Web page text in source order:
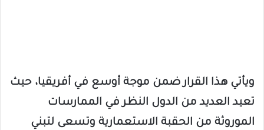
ويأتي هذا القرار ضمن موجة أوسع في أفريقيا، حيث
تعيد العديد من الدول النظر في الممارسات
الموروثة من الحقبة الاستعمارية وتسعى لتبني